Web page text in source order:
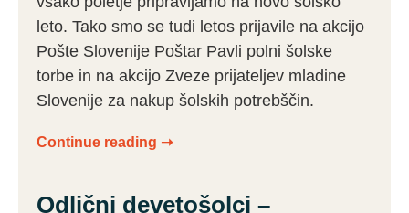
leto. Tako smo se tudi letos prijavile na akcijo
Pošte Slovenije Poštar Pavli polni šolske
torbe in na akcijo Zveze prijateljev mladine
Slovenije za nakup šolskih potrebščin.
Continue reading ➝
Odlični devetošolci –